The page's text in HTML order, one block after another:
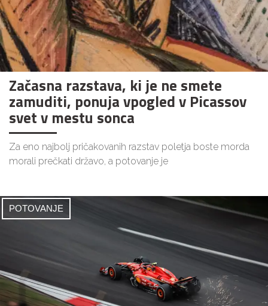
Začasna razstava, ki je ne smete
zamuditi, ponuja vpogled v Picassov
svet v mestu sonca
Za eno najbolj pričakovanih razstav poletja boste morda
morali prečkati državo, a potovanje je
POTOVANJE